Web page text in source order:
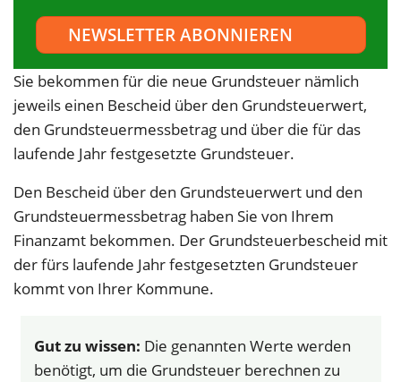
Sie bekommen für die neue Grundsteuer nämlich
jeweils einen Bescheid über den Grundsteuerwert,
den Grundsteuermessbetrag und über die für das
laufende Jahr festgesetzte Grundsteuer.
Den Bescheid über den Grundsteuerwert und den
Grundsteuermessbetrag haben Sie von Ihrem
Finanzamt bekommen. Der Grundsteuerbescheid mit
der fürs laufende Jahr festgesetzten Grundsteuer
kommt von Ihrer Kommune.
Gut zu wissen: Die genannten Werte werden
benötigt, um die Grundsteuer berechnen zu